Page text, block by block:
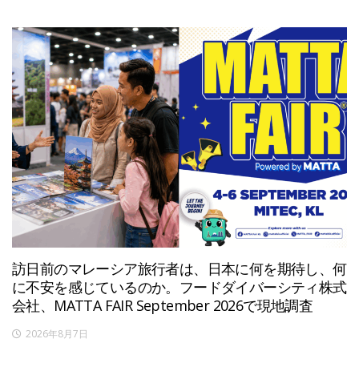
訪日前のマレーシア旅行者は、日本に何を期待し、何
に不安を感じているのか。フードダイバーシティ株式
会社、MATTA FAIR September 2026で現地調査
2026年8月7日